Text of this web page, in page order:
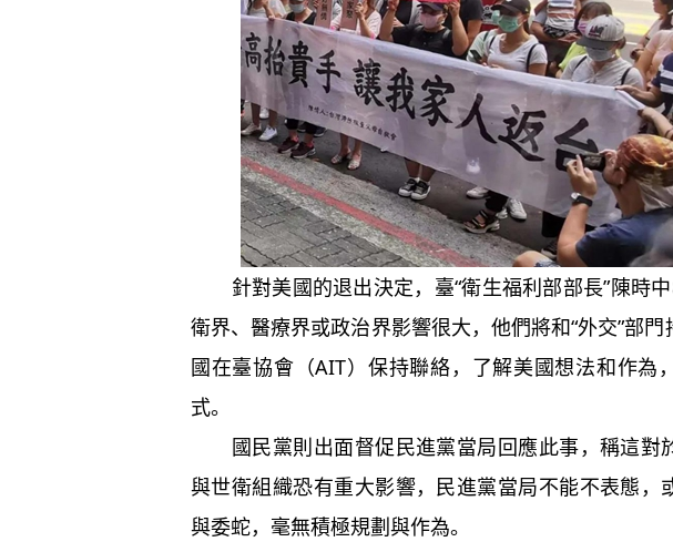
針對美國的退出決定，臺“衛生福利部部長”陳時
衛界、醫療界或政治界影響很大，他們將和“外交”部
國在臺協會（AIT）保持聯絡，了解美國想法和作為
式。
國民黨則出面督促民進黨當局回應此事，稱這對
與世衛組織恐有重大影響，民進黨當局不能不表態，
與委蛇，毫無積極規劃與作為。